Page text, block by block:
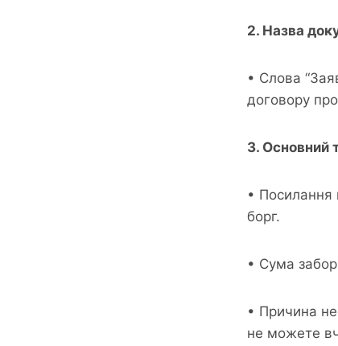
2. Назва
• Слова
договору про
3. Основний
• Посилання
борг.
• Сума
• Причина
не можете